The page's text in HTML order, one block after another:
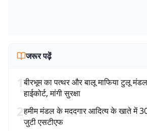
जरूर पढ़ें
1बीरभूम का पत्थर और बालू माफिया टुलू
हाईकोर्ट, मांगी सुरक्षा
2हमीम मंडल के मददगार आदित्य के खाते में
जुटी एसटीएफ